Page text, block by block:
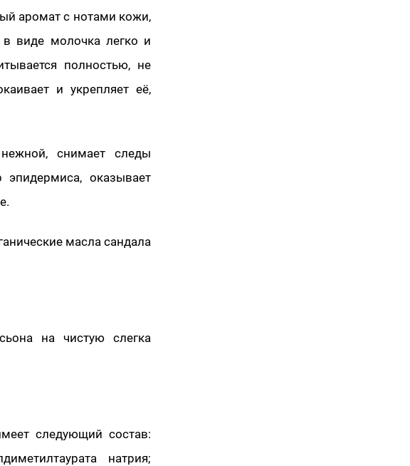
аромат с нотами кожи,
в виде молочка легко и
полностью, не
и укрепляет её,
снимает следы
эпидермиса, оказывает
масла сандала
на чистую слегка
следующий состав:
натрия;